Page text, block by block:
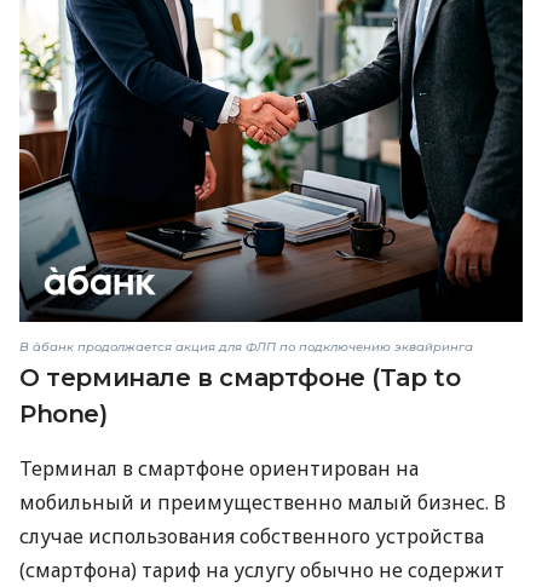
В àбанк продолжается акция для ФЛП по подключению эквайринга
О терминале в смартфоне (Tap to
Phone)
Терминал в смартфоне ориентирован на
мобильный и преимущественно малый бизнес. В
случае использования собственного устройства
(смартфона) тариф на услугу обычно не содержит